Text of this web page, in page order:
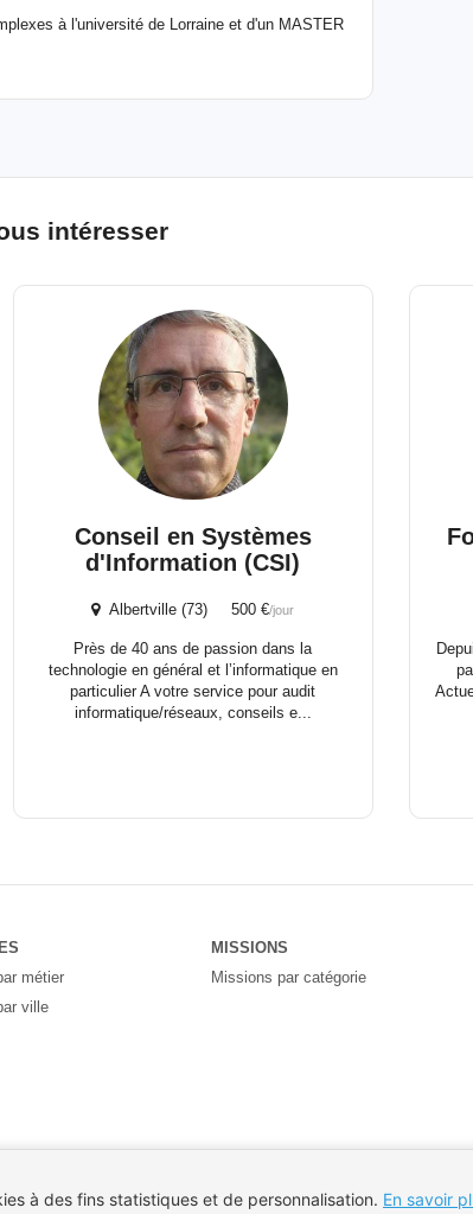
à l'université de Lorraine et d'un MASTER
intéresser
Conseil en Systèmes
d'Information (CSI)
Albertville (73) 500 €/jour
Près de 40 ans de passion dans la
technologie en général et l’informatique en
particulier A votre service pour audit
informatique/réseaux, conseils e...
métier
ville
MISSIONS
Missions par catégorie
à des fins statistiques et de personnalisation. En savoir